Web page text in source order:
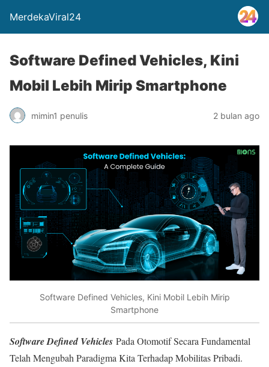
MerdekaViral24
Software Defined Vehicles, Kini
Mobil Lebih Mirip Smartphone
mimin1 penulis 2 bulan ago
Software Defined Vehicles, Kini Mobil Lebih Mirip
Smartphone
Software Defined Vehicles Pada Otomotif Secara Fundamental
Telah Mengubah Paradigma Kita Terhadap Mobilitas Pribadi.